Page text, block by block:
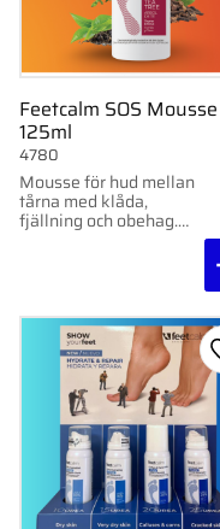
Feetcalm SOS Mousse
125ml
Mousse för hud mellan
tårna med klåda,
fjällning och obehag.
4780